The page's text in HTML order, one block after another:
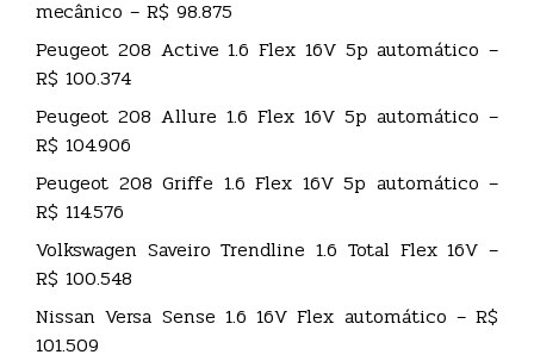
mecânico – R$ 98.875
Peugeot 208 Active 1.6 Flex 16V 5p automático –
R$ 100.374
Peugeot 208 Allure 1.6 Flex 16V 5p automático –
R$ 104.906
Peugeot 208 Griffe 1.6 Flex 16V 5p automático –
R$ 114.576
Volkswagen Saveiro Trendline 1.6 Total Flex 16V –
R$ 100.548
Nissan Versa Sense 1.6 16V Flex automático – R$
101.509